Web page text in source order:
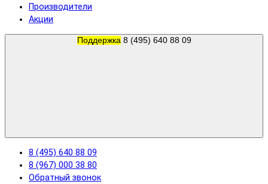
Производители
Акции
Поддержка 8 (495) 640 88 09
8 (495) 640 88 09
8 (967) 000 38 80
Обратный звонок